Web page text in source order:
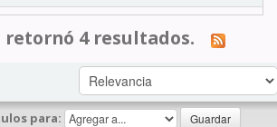
retornó 4 resultados.
para: